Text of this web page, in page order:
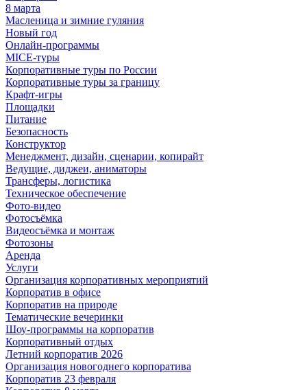
8 марта
Масленица и зимние гуляния
Новый год
Онлайн-программы
MICE‑туры
Корпоративные туры по России
Корпоративные туры за границу
Крафт-игры
Площадки
Питание
Безопасность
Конструктор
Менеджмент, дизайн, сценарии, копирайт
Ведущие, диджеи, аниматоры
Трансферы, логистика
Техническое обеспечение
Фото-видео
Фотосъёмка
Видеосъёмка и монтаж
Фотозоны
Аренда
Услуги
Организация корпоративных мероприятий
Корпоратив в офисе
Корпоратив на природе
Тематические вечеринки
Шоу-программы на корпоратив
Корпоративный отдых
Летний корпоратив 2026
Организация новогоднего корпоратива
Корпоратив 23 февраля